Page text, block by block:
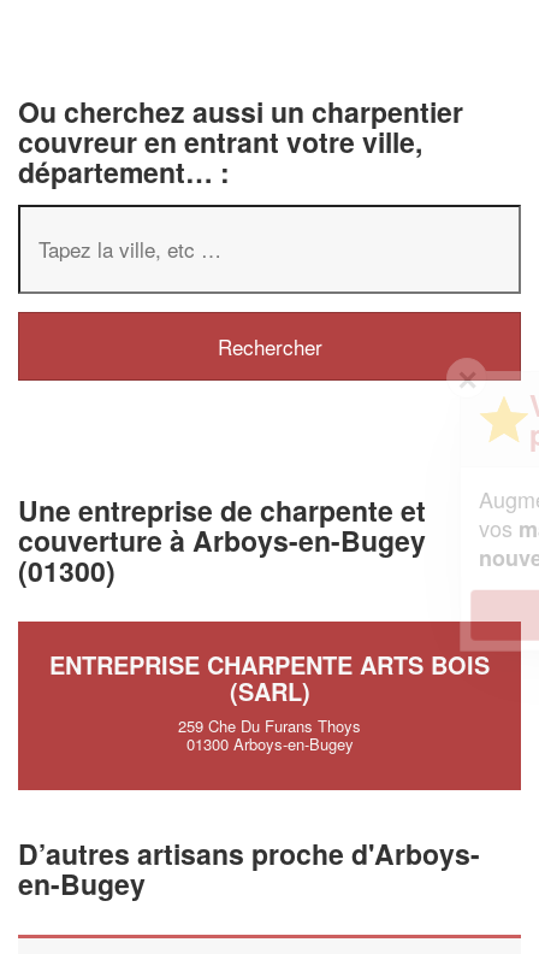
Ou cherchez aussi un charpentier
couvreur en entrant votre ville,
département… :
Une entreprise de charpente et
couverture à Arboys-en-Bugey
(01300)
ENTREPRISE CHARPENTE ARTS BOIS
(SARL)
259 Che Du Furans Thoys
01300 Arboys-en-Bugey
D’autres artisans proche d'Arboys-
en-Bugey
✕
Augmentez votrechiffre d'affaireset
vosmargestout en gagnant de
nouveaux clients!
En savoir plus